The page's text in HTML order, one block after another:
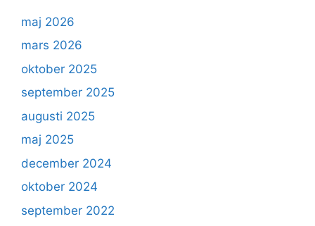
maj 2026
mars 2026
oktober 2025
september 2025
augusti 2025
maj 2025
december 2024
oktober 2024
september 2022